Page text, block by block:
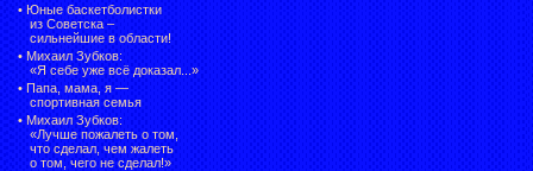
• Юные баскетболистки
из Советска –
сильнейшие в области!
• Михаил Зубков:
«Я себе уже всё доказал...»
• Папа, мама, я —
спортивная семья
• Михаил Зубков:
«Лучше пожалеть о том,
что сделал, чем жалеть
о том, чего не сделал!»